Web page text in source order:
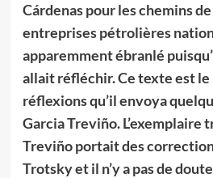
Cárdenas pour les chemins
entreprises pétrolières
apparemment ébranlé
allait réfléchir. Ce texte est le
réflexions qu’il envoya
Garcia Treviño. L’exemplaire
Treviño portait des
Trotsky et il n’y a pas de